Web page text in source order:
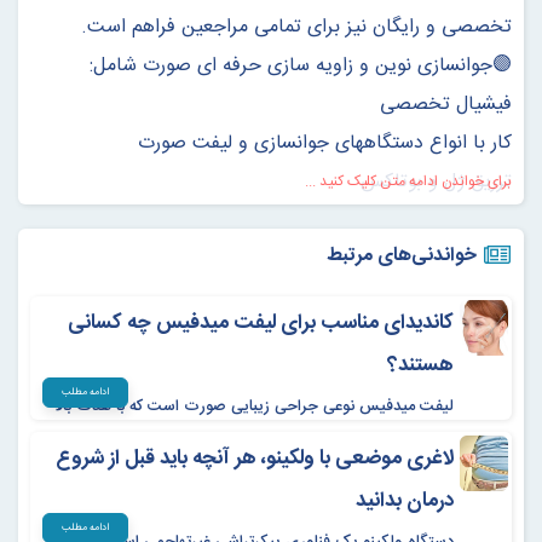
تخصصی و رایگان نیز برای تمامی مراجعین فراهم است.
🟣جوانسازی نوین و زاویه سازی حرفه ای صورت شامل:
فیشیال تخصصی
کار با انواع دستگاههای جوانسازی و لیفت صورت
تزریق ژل و بوتاکس
میدفیس و لیپو فیس
لیفت صورت با نخ
جوانسازی با نخ
جوانسازی و لیفت با PRP
تزریق ژل طبیعی ( بایوژل)
زاویه سازی و لیفت ترکیبی صورت
🟣حذف چربی ها و کاهش سایز و پیکرتراشی بدون جراحی
با انواع دستگاههای پیشرفته روز دنیا
برای خواندن ادامه متن کلیک کنید ...
خواندنی‌های مرتبط
کاندیدای مناسب برای لیفت میدفیس چه کسانی
هستند؟
لیفت میدفیس نوعی جراحی زیبایی صورت است که با هدف بالا
شیار نازولبیال انجام می‌شود. در این روش، جراح بافت‌های عمقی
صورت را به جایگاه طبیعی خود بازمی‌گرداند و در صورت نیاز،
پوست اضافی را نیز اصلاح می‌کند.
ادامه مطلب
لاغری موضعی با ولکینو، هر آنچه باید قبل از شروع
درمان بدانید
ادامه مطلب